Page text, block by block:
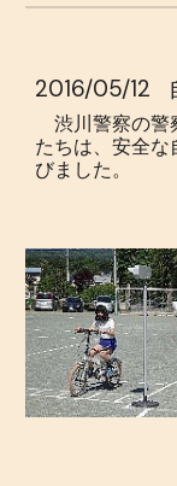
2016/05/12
渋川警察の警
たちは、安全
びました。